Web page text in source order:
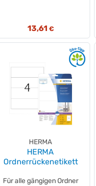
13,61 €
HERMA
HERMA
Ordnerrückenetikett
Für alle gängigen Ordner